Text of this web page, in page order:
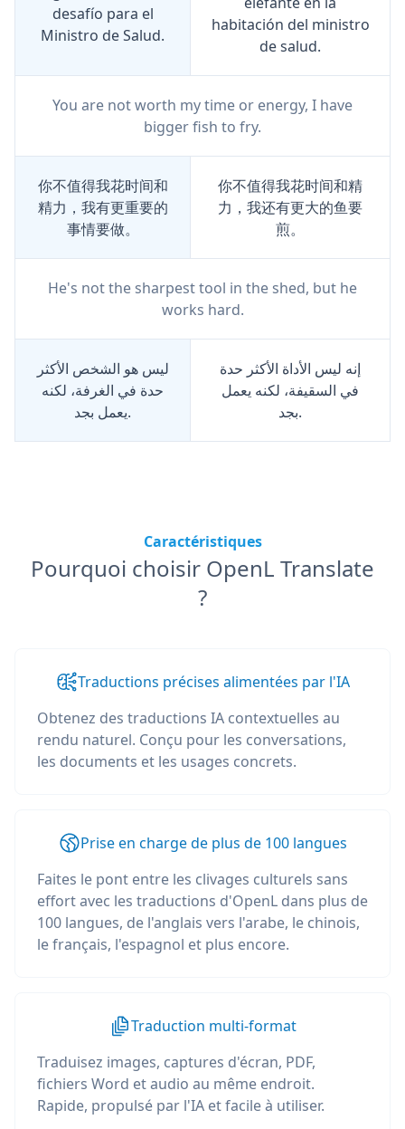
desafío para el
Ministro de Salud.
habitación del ministro
de salud.
You are not worth my time or energy, I have
bigger fish to fry.
你不值得我花时间和
精力，我有更重要的
事情要做。
你不值得我花时间和精
力，我还有更大的鱼要
煎。
He's not the sharpest tool in the shed, but he
works hard.
ليس هو الشخص الأكثر
حدة في الغرفة، لكنه
يعمل بجد.
إنه ليس الأداة الأكثر حدة
في السقيفة، لكنه يعمل
بجد.
Caractéristiques
Pourquoi choisir OpenL Translate
?
Traductions précises alimentées par l'IA
Obtenez des traductions IA contextuelles au
rendu naturel. Conçu pour les conversations,
les documents et les usages concrets.
Prise en charge de plus de 100 langues
Faites le pont entre les clivages culturels sans
effort avec les traductions d'OpenL dans plus de
100 langues, de l'anglais vers l'arabe, le chinois,
le français, l'espagnol et plus encore.
Traduction multi-format
Traduisez images, captures d'écran, PDF,
fichiers Word et audio au même endroit.
Rapide, propulsé par l'IA et facile à utiliser.